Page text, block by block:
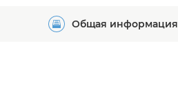
Общая информация